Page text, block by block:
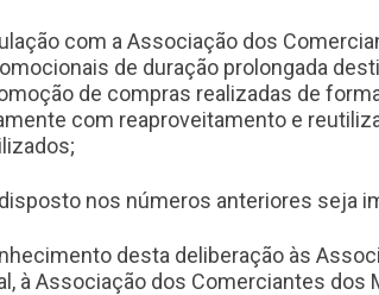
com a Associação dos
de duração prolongada
de compras realizadas de
com reaproveitamento e
nos números anteriores seja
desta deliberação às
à Associação dos Comerciantes dos